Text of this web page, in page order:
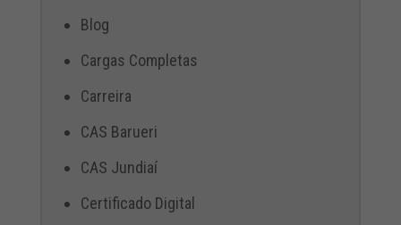
Blog
Cargas Completas
Carreira
CAS Barueri
CAS Jundiaí
Certificado Digital